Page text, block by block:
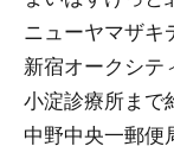
ニューヤマザキ
新宿オークシテ
小淀診療所まで
中野中央一郵便